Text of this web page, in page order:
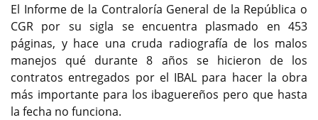
El Informe de la Contraloría General de la República o
CGR por su sigla se encuentra plasmado en 453
páginas, y hace una cruda radiografía de los malos
manejos qué durante 8 años se hicieron de los
contratos entregados por el IBAL para hacer la obra
más importante para los ibaguereños pero que hasta
la fecha no funciona.